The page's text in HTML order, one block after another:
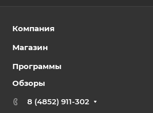
Компания
Магазин
Программы
Обзоры
8 (4852) 911-302